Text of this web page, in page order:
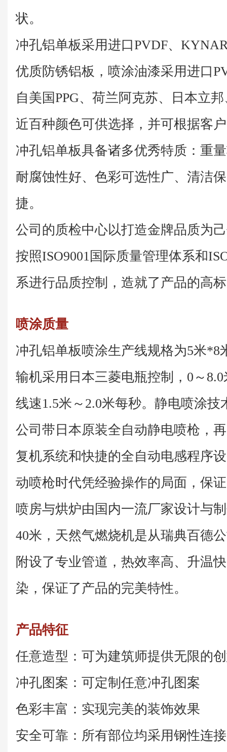
状。
冲孔铝单板采用进口PVDF、
优质防锈铝板，喷涂油漆采用进口
自美国PPG、荷兰阿克苏、日本立
近百种颜色可供选择，并可根据客
冲孔铝单板具备诸多优秀特质：重
耐腐蚀性好、色彩可选性广、清洁
捷。
公司的质检中心以打造金牌品质为
按照ISO9001国际质量管理体系和
系进行品质控制，造就了产品的高
喷涂质量
冲孔铝单板喷涂生产线规格为5米*8
输机采用日本三菱电瓶控制，0～
线速1.5米～2.0米每秒。静电喷涂
公司带日本原装全自动静电喷枪，
复机系统和快捷的全自动电感程序
动喷枪时代凭经验操作的局面，保
喷房与烘炉由国内一流厂家设计与
40米，天然气燃烧机是从瑞典百德
附设了专业管道，热效率高、升温
染，保证了产品的完美特性。
产品特征
任意造型：可为建筑师提供无限的
冲孔图案：可定制任意冲孔图案
色彩丰富：实现完美的装饰效果
安全可靠：所有部位均采用钢性连接